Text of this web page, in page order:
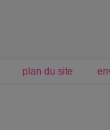
plan du site